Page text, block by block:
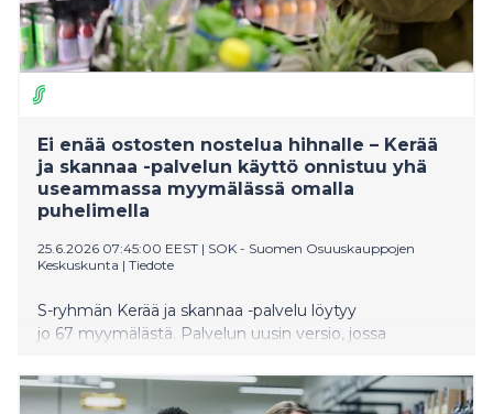
Ei enää ostosten nostelua hihnalle – Kerää
ja skannaa -palvelun käyttö onnistuu yhä
useammassa myymälässä omalla
puhelimella
25.6.2026 07:45:00 EEST | SOK - Suomen Osuuskauppojen
Keskuskunta | Tiedote
S-ryhmän Kerää ja skannaa -palvelu löytyy
jo 67 myymälästä. Palvelun uusin versio, jossa
käytössä 7 myymälässä. Mobiili Kerää ja skannaa -
palvelu toimii S-ostoslista-sovelluksessa, joka tarjoaa